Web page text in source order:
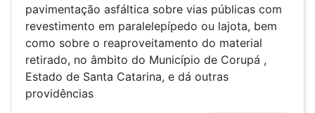
pavimentação asfáltica sobre vias públicas com
revestimento em paralelepípedo ou lajota, bem
como sobre o reaproveitamento do material
retirado, no âmbito do Município de Corupá ,
Estado de Santa Catarina, e dá outras
providências